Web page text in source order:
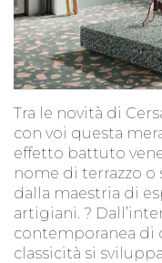
Tra le novità di
con voi questa
effetto battuto
nome di terrazzo o
dalla maestria di
artigiani. ?
contemporanea di
classicità si